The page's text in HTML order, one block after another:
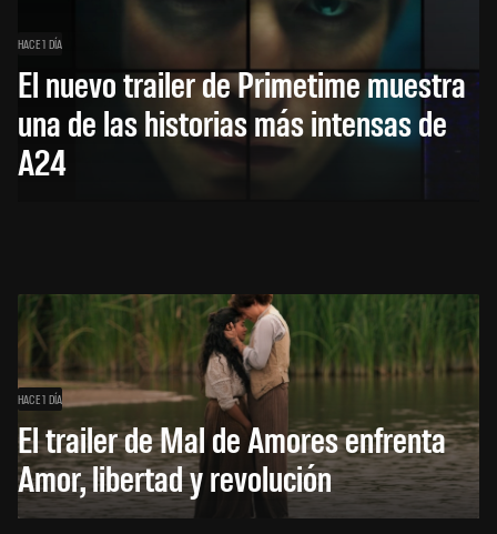
HACE 1 DÍA
El nuevo trailer de Primetime muestra
una de las historias más intensas de
A24
HACE 1 DÍA
El trailer de Mal de Amores enfrenta
Amor, libertad y revolución